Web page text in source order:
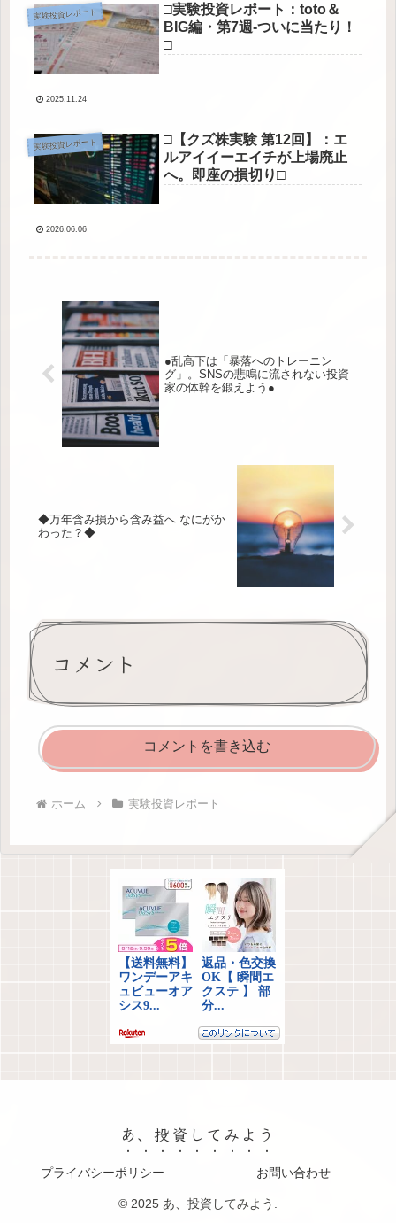
実験投資レポート
□実験投資レポート：toto＆
BIG編・第7週-ついに当たり！
□
2025.11.24
実験投資レポート
□【クズ株実験 第12回】：エ
ルアイイーエイチが上場廃止
へ。即座の損切り□
2026.06.06
●乱高下は「暴落へのトレーニン
グ」。SNSの悲鳴に流されない投資
家の体幹を鍛えよう●
◆万年含み損から含み益へ なにがか
わった？◆
コメント
コメントを書き込む
ホーム 実験投資レポート
あ、投資してみよう
プライバシーポリシー お問い合わせ
© 2025 あ、投資してみよう.